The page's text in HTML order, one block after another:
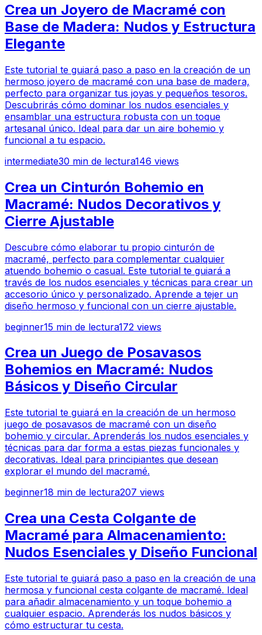
Crea un Joyero de Macramé con
Base de Madera: Nudos y Estructura
Elegante
Este tutorial te guiará paso a paso en la creación de un
hermoso joyero de macramé con una base de madera,
perfecto para organizar tus joyas y pequeños tesoros.
Descubrirás cómo dominar los nudos esenciales y
ensamblar una estructura robusta con un toque
artesanal único. Ideal para dar un aire bohemio y
funcional a tu espacio.
intermediate30 min de lectura146 views
Crea un Cinturón Bohemio en
Macramé: Nudos Decorativos y
Cierre Ajustable
Descubre cómo elaborar tu propio cinturón de
macramé, perfecto para complementar cualquier
atuendo bohemio o casual. Este tutorial te guiará a
través de los nudos esenciales y técnicas para crear un
accesorio único y personalizado. Aprende a tejer un
diseño hermoso y funcional con un cierre ajustable.
beginner15 min de lectura172 views
Crea un Juego de Posavasos
Bohemios en Macramé: Nudos
Básicos y Diseño Circular
Este tutorial te guiará en la creación de un hermoso
juego de posavasos de macramé con un diseño
bohemio y circular. Aprenderás los nudos esenciales y
técnicas para dar forma a estas piezas funcionales y
decorativas. Ideal para principiantes que desean
explorar el mundo del macramé.
beginner18 min de lectura207 views
Crea una Cesta Colgante de
Macramé para Almacenamiento:
Nudos Esenciales y Diseño Funcional
Este tutorial te guiará paso a paso en la creación de una
hermosa y funcional cesta colgante de macramé. Ideal
para añadir almacenamiento y un toque bohemio a
cualquier espacio. Aprenderás los nudos básicos y
cómo estructurar tu cesta.